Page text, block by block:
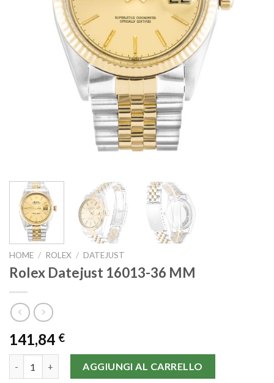
HOME / ROLEX / DATEJUST
Rolex Datejust 16013-36 MM
141,84 €
AGGIUNGI AL CARRELLO